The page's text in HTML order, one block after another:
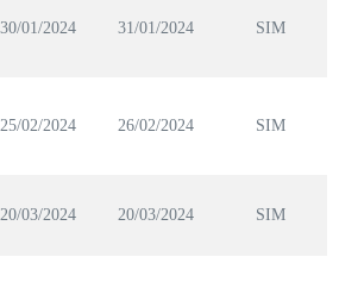
30/01/2024 31/01/2024 SIM
25/02/2024 26/02/2024 SIM
20/03/2024 20/03/2024 SIM